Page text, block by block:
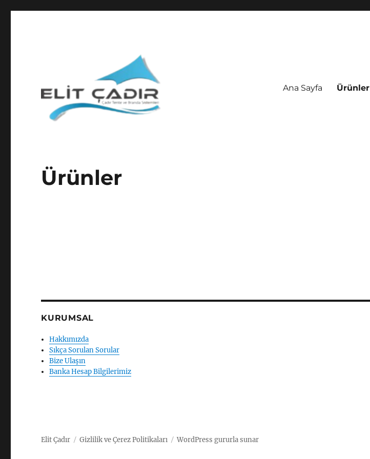
Ana Sayfa Ürünler
Ürünler
KURUMSAL
Hakkımızda
Sıkça Sorulan Sorular
Bize Ulaşın
Banka Hesap Bilgilerimiz
Elit Çadır Gizlilik ve Çerez Politikaları WordPress gururla sunar